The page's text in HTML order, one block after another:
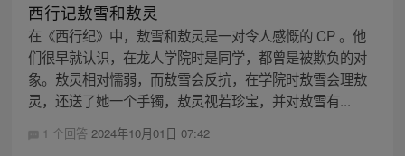
西行记敖雪和敖灵
在《西行纪》中，敖雪和敖灵是一对令人感慨的 CP 。他
们很早就认识，在龙人学院时是同学，都曾是被欺负的对
象。敖灵相对懦弱，而敖雪会反抗，在学院时敖雪会理敖
灵，还送了她一个手镯，敖灵视若珍宝，并对敖雪有...
1 个回答 2024年10月01日 07:42